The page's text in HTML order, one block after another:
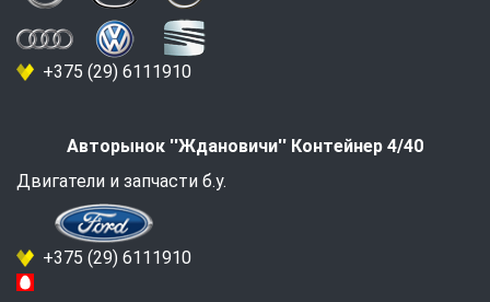
+375 (29) 6111910
Авторынок ''Ждановичи'' Контейнер 4/40
Двигатели и запчасти б.у.
+375 (29) 6111910